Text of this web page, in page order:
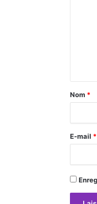
a
r
e
Nom *
E-mail *